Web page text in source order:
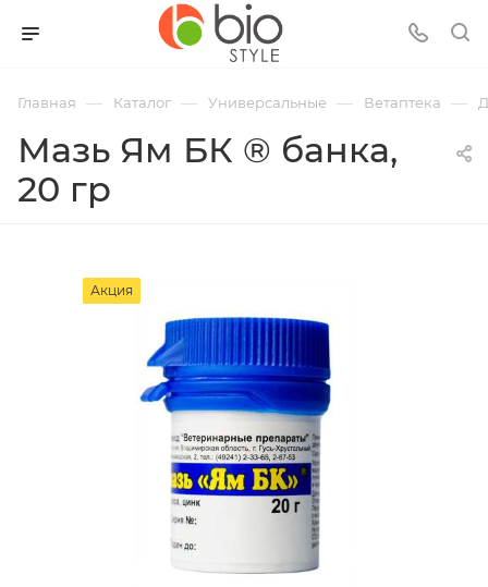
Главная — Каталог — Универсальные — Ветаптека —
Мазь Ям БК ® банка,
20 гр
Акция